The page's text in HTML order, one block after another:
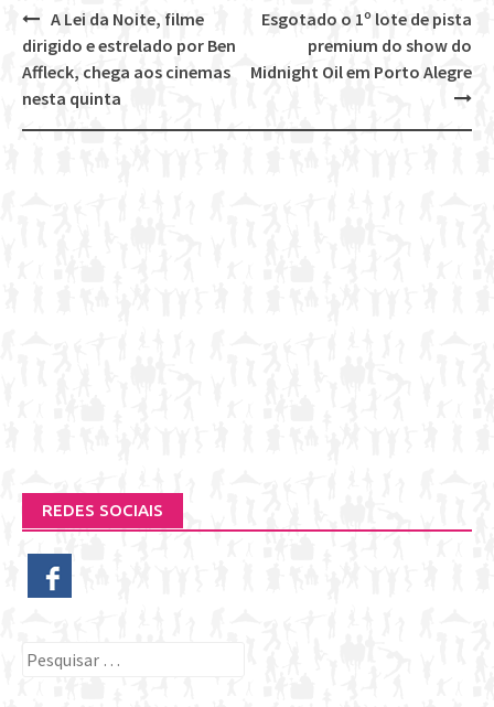
Post
navigation
Esgotado o 1º lote de pista
premium do show do
Midnight Oil em Porto Alegre
A Lei da Noite, filme
dirigido e estrelado por Ben
Affleck, chega aos cinemas
nesta quinta
REDES SOCIAIS
Pesquisar